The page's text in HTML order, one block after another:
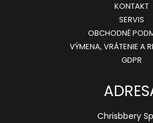
KONTAKT
SERVIS
OBCHODNÉ
VÝMENA, VRÁTENIE A
GDPR
Chrisbbery